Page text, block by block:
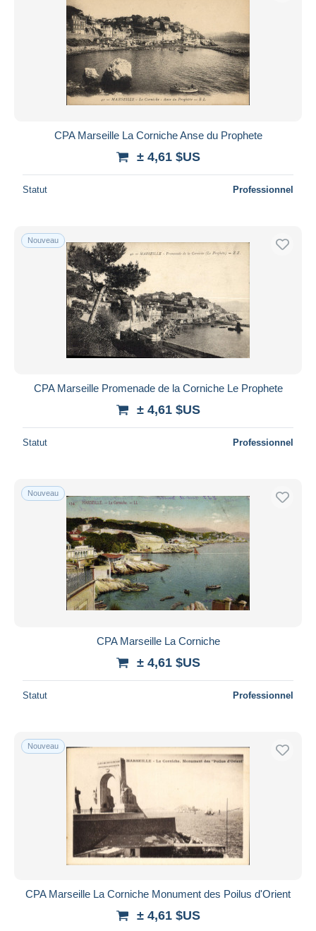
CPA Marseille La Corniche Anse du Prophete
± 4,61 $US
Statut Professionnel
Nouveau
CPA Marseille Promenade de la Corniche Le Prophete
± 4,61 $US
Statut Professionnel
Nouveau
CPA Marseille La Corniche
± 4,61 $US
Statut Professionnel
Nouveau
CPA Marseille La Corniche Monument des Poilus d'Orient
± 4,61 $US